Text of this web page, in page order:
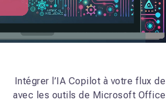
Intégrer l’IA Copilot à votre flux
avec les outils de Microsoft